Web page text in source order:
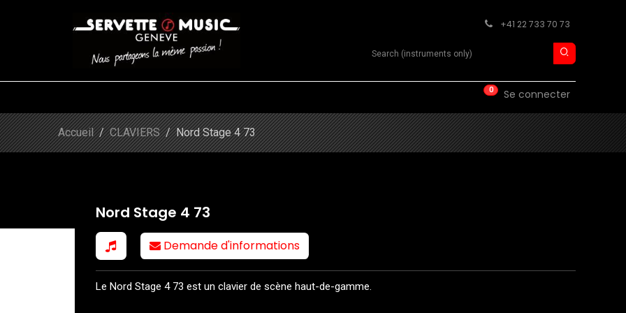
+41 22 733 70 73
Search product
0 Se connecter
Shop
Nord Stage 4 73
Accueil
CLAVIERS Nord Stage 4 73
Nord Stage 4 73
Demande d'informations
Le Nord Stage 4 73 est un clavier de scène haut-de-gamme.